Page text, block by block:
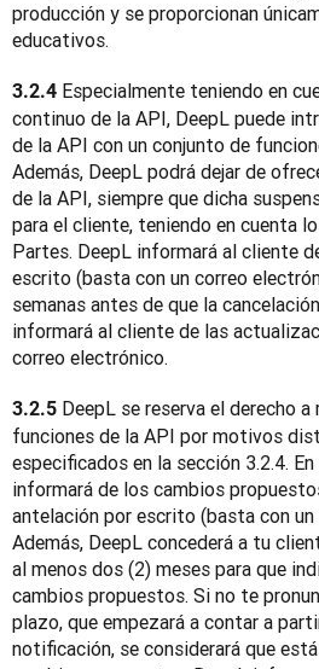
producción y se proporcionan
educativos.
3.2.4 Especialmente teniendo en
continuo de la API, DeepL puede
de la API con un conjunto de
Además, DeepL podrá dejar de
de la API, siempre que dicha
para el cliente, teniendo en cuenta
Partes. DeepL informará al cliente
escrito (basta con un correo
semanas antes de que la
informará al cliente de las
correo electrónico.
3.2.5 DeepL se reserva el derecho
funciones de la API por motivos
especificados en la sección 3.2.4.
informará de los cambios
antelación por escrito (basta con
Además, DeepL concederá a tu
al menos dos (2) meses para que
cambios propuestos. Si no te
plazo, que empezará a contar a
notificación, se considerará que